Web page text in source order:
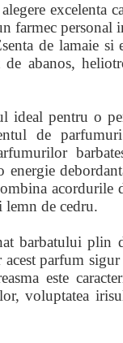
excelenta
farmec personal
de lamaie si
abanos,
pentru o
de
acordurile
lemn de cedru.
barbatului plin
parfum
este
voluptatea